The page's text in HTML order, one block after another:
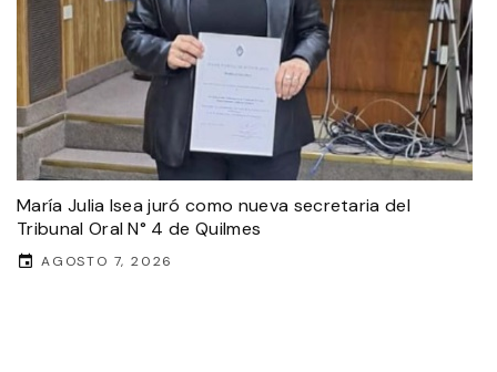
María Julia Isea juró como nueva secretaria del
Tribunal Oral N° 4 de Quilmes
AGOSTO 7, 2026